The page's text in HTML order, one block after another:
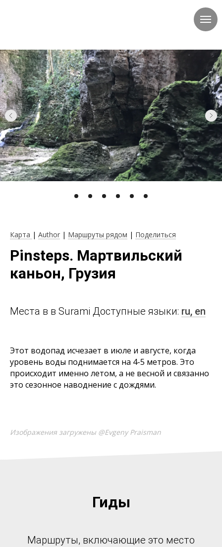
Карта | Author | Маршруты рядом | Поделиться
Pinsteps. Мартвильский
каньон, Грузия
Места в в Surami Доступные языки: ru, en
Этот водопад исчезает в июле и августе, когда
уровень воды поднимается на 4-5 метров. Это
происходит именно летом, а не весной и связанно
это сезонное наводнение с дождями.
Изображения загружены @Evgeny Praisman
Гиды
Маршруты, включающие это место